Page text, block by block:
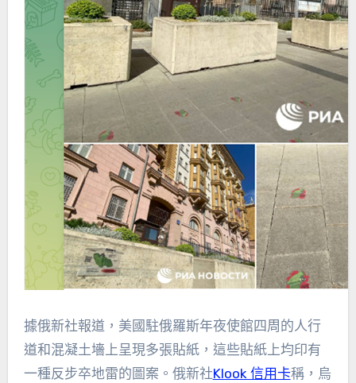
據俄新社報道，美國駐俄羅斯年夜使館四周的人行
道和混凝土墻上呈現多張貼紙，這些貼紙上均印有
一種反步卒地雷的圖案。俄新社Klook 信用卡稱，烏